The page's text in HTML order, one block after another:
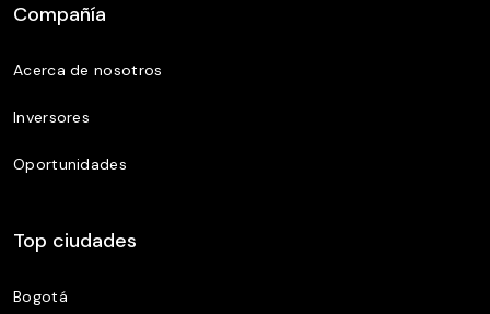
Compañía
Acerca de nosotros
Inversores
Oportunidades
Top ciudades
Bogotá